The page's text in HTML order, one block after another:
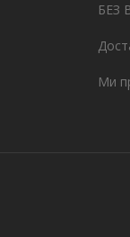
БЕЗ
Ми